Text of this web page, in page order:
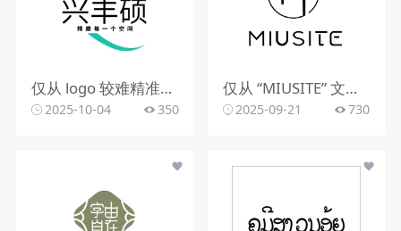
仅从 logo 较难精准判断行业。该 logo 含动感图形，文字有 “精雕每一个空间”，可能与室内装修、空间设计、建筑装饰等行业相关，但因信息有限，无法确切判定所属行业。
2025-10-04 350
仅从 “MIUSITE” 文字和字母 “M” 的图形标识，难以精准判断行业。
2025-09-21 730